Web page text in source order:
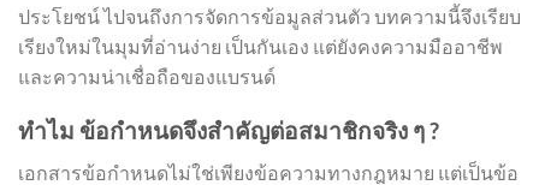
ประโยชน์ ไปจนถึงการจัดการข้อมูลส่วนตัว บทความนี้จึงเรียบ
เรียงใหม่ในมุมที่อ่านง่าย เป็นกันเอง แต่ยังคงความมืออาชีพ
และความน่าเชื่อถือของแบรนด์
ทำไม ข้อกำหนดจึงสำคัญต่อสมาชิกจริง ๆ ?
เอกสารข้อกำหนดไม่ใช่เพียงข้อความทางกฎหมาย แต่เป็นข้อ